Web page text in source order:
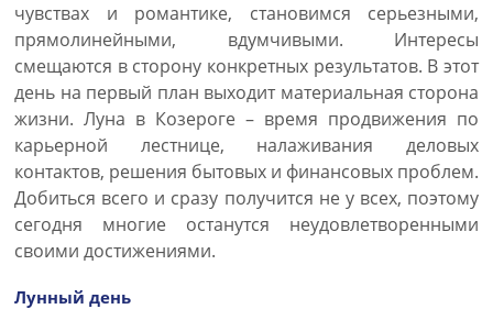
чувствах и романтике, становимся серьезными,
прямолинейными, вдумчивыми. Интересы
смещаются в сторону конкретных результатов. В этот
день на первый план выходит материальная сторона
жизни. Луна в Козероге – время продвижения по
карьерной лестнице, налаживания деловых
контактов, решения бытовых и финансовых проблем.
Добиться всего и сразу получится не у всех, поэтому
сегодня многие останутся неудовлетворенными
своими достижениями.
Лунный день